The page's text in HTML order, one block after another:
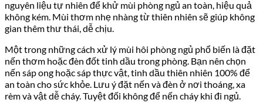
nguyên liệu tự nhiên để khử mùi phòng ngủ an toàn, hiệu quả
không kém. Mùi thơm nhẹ nhàng từ thiên nhiên sẽ giúp không
gian thêm thư thái, dễ chịu.
Một trong những cách xử lý mùi hôi phòng ngủ phổ biến là đặt
nến thơm hoặc đèn đốt tinh dầu trong phòng. Bạn nên chọn
nến sáp ong hoặc sáp thực vật, tinh dầu thiên nhiên 100% để
an toàn cho sức khỏe. Lưu ý đặt nến và đèn ở nơi thoáng, xa
rèm và vật dễ cháy. Tuyệt đối không để nến cháy khi đi ngủ.